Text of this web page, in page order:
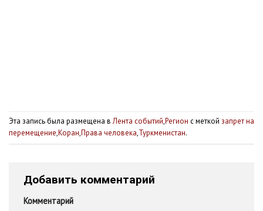
Эта запись была размещена вЛента событий,Регион с меткой запрет на
перемещение,Коран,Права человека,Туркменистан.
Добавить комментарий
Комментарий